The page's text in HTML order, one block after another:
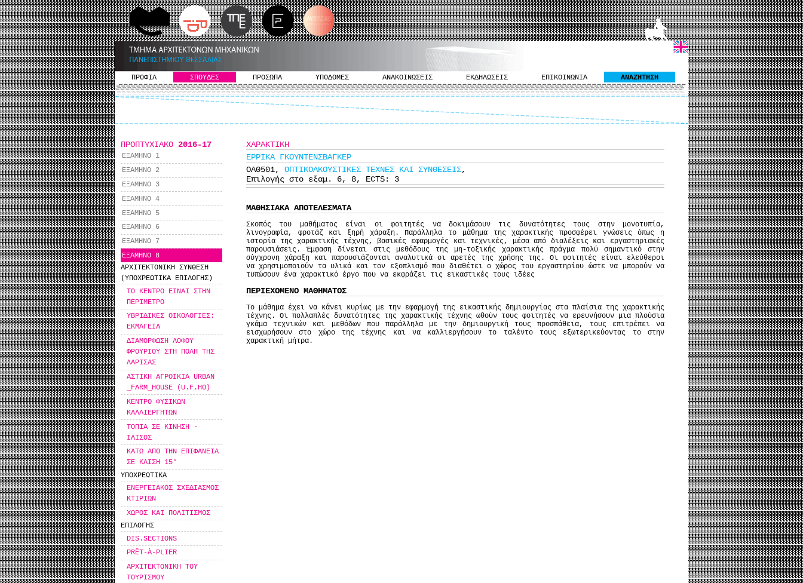
ΠΡΟΦΙΛ ΣΠΟΥΔΕΣ ΠΡΟΣΩΠΑ ΥΠΟΔΟΜΕΣ ΑΝΑΚΟΙΝΩΣΕΙΣ ΕΚΔΗΛΩΣΕΙΣ ΕΠΙΚΟΙΝΩΝΙΑ ΑΝΑΖΗΤΗΣΗ
ΠΡΟΠΤΥΧΙΑΚΟ 2016-17
ΕΞΑΜΗΝΟ 1
ΕΞΑΜΗΝΟ 2
ΕΞΑΜΗΝΟ 3
ΕΞΑΜΗΝΟ 4
ΕΞΑΜΗΝΟ 5
ΕΞΑΜΗΝΟ 6
ΕΞΑΜΗΝΟ 7
ΕΞΑΜΗΝΟ 8
ΑΡΧΙΤΕΚΤΟΝΙΚΗ ΣΥΝΘΕΣΗ
(ΥΠΟΧΡΕΩΤΙΚΑ ΕΠΙΛΟΓΗΣ)
ΤΟ ΚΕΝΤΡΟ ΕΙΝΑΙ ΣΤΗΝ
ΠΕΡΙΜΕΤΡΟ
ΥΒΡΙΔΙΚΕΣ ΟΙΚΟΛΟΓΙΕΣ:
ΕΚΜΑΓΕΙΑ
ΔΙΑΜΟΡΦΩΣΗ ΛΟΦΟΥ
ΦΡΟΥΡΙΟΥ ΣΤΗ ΠΟΛΗ ΤΗΣ
ΛΑΡΙΣΑΣ
ΑΣΤΙΚΗ ΑΓΡΟΙΚΙΑ URBAN
_FARM_HOUSE (U.F.HO)
ΚΕΝΤΡΟ ΦΥΣΙΚΩΝ
ΚΑΛΛΙΕΡΓΗΤΩΝ
ΤΟΠΙΑ ΣΕ ΚΙΝΗΣΗ -
ΙΛΙΣΟΣ
ΚΑΤΩ ΑΠΟ ΤΗΝ ΕΠΙΦΑΝΕΙΑ
ΣΕ ΚΛΙΣΗ 15°
ΥΠΟΧΡΕΩΤΙΚΑ
ΕΝΕΡΓΕΙΑΚΟΣ ΣΧΕΔΙΑΣΜΟΣ
ΚΤΙΡΙΩΝ
ΧΩΡΟΣ ΚΑΙ ΠΟΛΙΤΙΣΜΟΣ
ΕΠΙΛΟΓΗΣ
DIS.SECTIONS
PRÊT-À-PLIER
ΑΡΧΙΤΕΚΤΟΝΙΚΗ ΤΟΥ
ΤΟΥΡΙΣΜΟΥ
ΧΑΡΑΚΤΙΚΗ
ΕΡΡΙΚΑ ΓΚΟΥΝΤΕΝΣΒΑΓΚΕΡ
ΟΑ0501, ΟΠΤΙΚΟΑΚΟΥΣΤΙΚΕΣ ΤΕΧΝΕΣ ΚΑΙ ΣΥΝΘΕΣΕΙΣ,
Επιλογής στο εξαμ. 6, 8, ECTS: 3
ΜΑΘΗΣΙΑΚΑ ΑΠΟΤΕΛΕΣΜΑΤΑ
Σκοπός του μαθήματος είναι οι φοιτητές να δοκιμάσουν τις δυνατότητες τους στην μονοτυπία,
λινογραφία, φροτάζ και ξηρή χάραξη. Παράλληλα το μάθημα της χαρακτικής προσφέρει γνώσεις όπως η
ιστορία της χαρακτικής τέχνης, βασικές εφαρμογές και τεχνικές, μέσα από διαλέξεις και εργαστηριακές
παρουσιάσεις. Έμφαση δίνεται στις μεθόδους της μη-τοξικής χαρακτικής πράγμα πολύ σημαντικό στην
σύγχρονη χάραξη και παρουσιάζονται αναλυτικά οι αρετές της χρήσης της. Οι φοιτητές είναι ελεύθεροι
να χρησιμοποιούν τα υλικά και τον εξοπλισμό που διαθέτει ο χώρος του εργαστηρίου ώστε να μπορούν να
τυπώσουν ένα χαρακτικό έργο που να εκφράζει τις εικαστικές τους ιδέες
ΠΕΡΙΕΧΟΜΕΝΟ ΜΑΘΗΜΑΤΟΣ
To μάθημα έχει να κάνει κυρίως με την εφαρμογή της εικαστικής δημιουργίας στα πλαίσια της χαρακτικής
τέχνης. Οι πολλαπλές δυνατότητες της χαρακτικής τέχνης ωθούν τους φοιτητές να ερευνήσουν μια πλούσια
γκάμα τεχνικών και μεθόδων που παράλληλα με την δημιουργική τους προσπάθεια, τους επιτρέπει να
εισχωρήσουν στο χώρο της τέχνης και να καλλιεργήσουν το ταλέντο τους εξωτερικεύοντας το στην
χαρακτική μήτρα.